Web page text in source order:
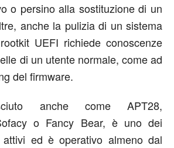
o persino alla sostituzione di un
anche la pulizia di un sistema
UEFI richiede conoscenze
di un utente normale, come ad
del firmware.
anche come APT28,
o Fancy Bear, è uno dei
ed è operativo almeno dal